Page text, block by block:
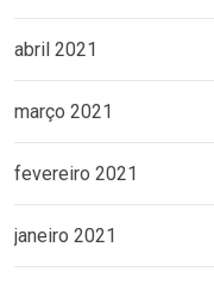
abril 2021
março 2021
fevereiro 2021
janeiro 2021